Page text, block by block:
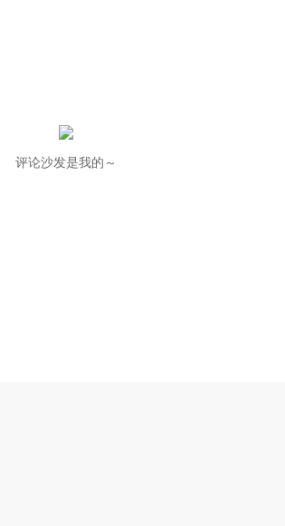
评论沙发是我的～